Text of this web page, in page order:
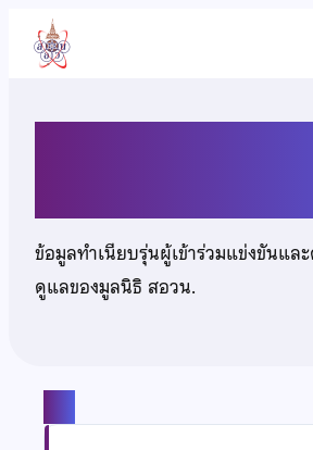
เนื้อหา
ข้อมูลทำเนียบรุ่นผู้เข้าร่วมแข่งขันแล
ดูแลของมูลนิธิ สอวน.